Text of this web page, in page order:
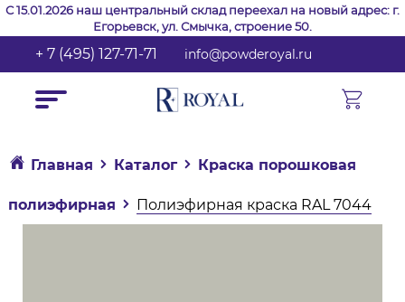
С 15.01.2026 наш центральный склад переехал на новый адрес: г.
Егорьевск, ул. Смычка, строение 50.
+ 7 (495) 127-71-71 info@powderoyal.ru
Главная Каталог Краска порошковая
полиэфирная Полиэфирная краска RAL 7044